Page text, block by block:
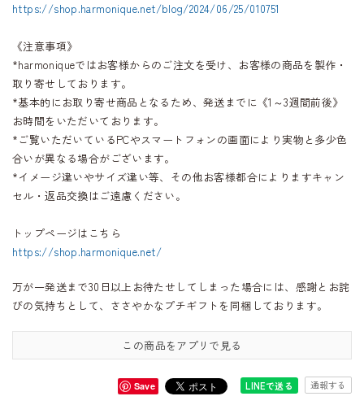
https://shop.harmonique.net/blog/2024/06/25/010751
《注意事項》
*harmoniqueではお客様からのご注文を受け、お客様の商品を製作・
取り寄せしております。
*基本的にお取り寄せ商品となるため、発送までに《1～3週間前後》
お時間をいただいております。
*ご覧いただいているPCやスマートフォンの画面により実物と多少色
合いが異なる場合がございます。
*イメージ違いやサイズ違い等、その他お客様都合によりますキャン
セル・返品交換はご遠慮ください。
トップページはこちら
https://shop.harmonique.net/
万が一発送まで30日以上お待たせしてしまった場合には、感謝とお詫
びの気持ちとして、ささやかなプチギフトを同梱しております。
この商品をアプリで見る
Save LINEで送る 通報する